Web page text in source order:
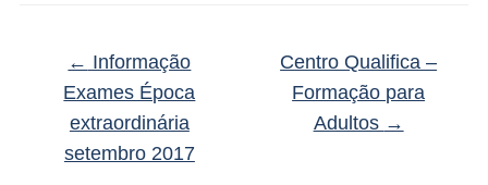
← Informação
Exames Época
extraordinária
setembro 2017
Centro Qualifica –
Formação para
Adultos →